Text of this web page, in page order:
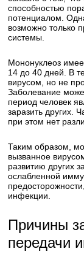
способностью
потенциалом.
возможно только
системы.
Мононуклеоз
14 до 40 дней. В
вирусом, но не
Заболевание
период человек
заразить других.
при этом нет
Таким образом,
вызванное
развитию других
ослабленной
инфекции.
Причины
передачи